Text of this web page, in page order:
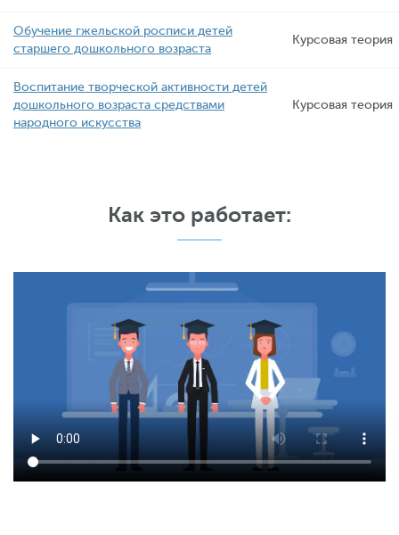
Обучение гжельской росписи детей
старшего дошкольного возраста
Курсовая теория
Воспитание творческой активности детей
дошкольного возраста средствами
народного искусства
Курсовая теория
Как это работает: